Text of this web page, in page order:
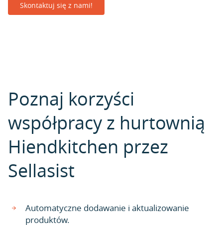
Skontaktuj się z nami!
Poznaj korzyści
współpracy z hurtownią
Hiendkitchen przez
Sellasist
Automatyczne dodawanie i aktualizowanie
produktów.